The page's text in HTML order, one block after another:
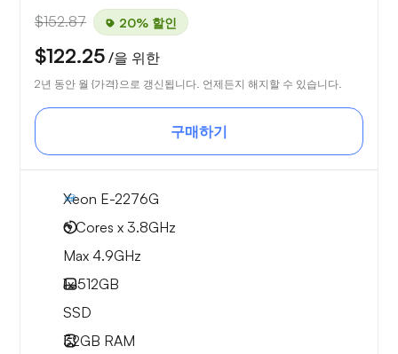
$152.87 20% 할인
$122.25 /을 위한
2년 동안 월 {가격}으로 갱신됩니다. 언제든지 해지할 수 있습니다.
구매하기
Xeon E-2276G
6 Cores x 3.8GHz
Max 4.9GHz
1x512GB
SSD
32GB RAM